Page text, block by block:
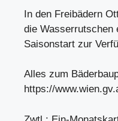
In den Freibädern
die Wasserrutschen
Saisonstart zur
Alles zum
https://